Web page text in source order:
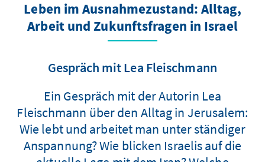
Leben im Ausnahmezustand: Alltag,
Arbeit und Zukunftsfragen in Israel
Gespräch mit Lea Fleischmann
Ein Gespräch mit der Autorin Lea
Fleischmann über den Alltag in Jerusalem:
Wie lebt und arbeitet man unter ständiger
Anspannung? Wie blicken Israelis auf die